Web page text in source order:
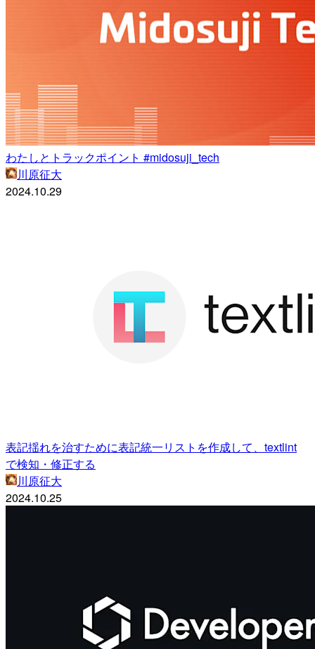
わたしとトラックポイント #midosuji_tech
川原征大
2024.10.29
表記揺れを治すために表記統一リストを作成して、textlint
で検知・修正する
川原征大
2024.10.25